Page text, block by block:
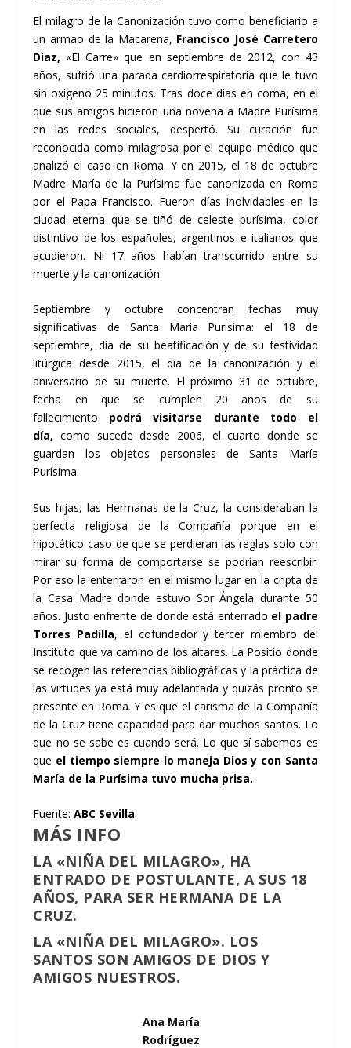
El milagro de la Canonización tuvo como beneficiario a
un armao de la Macarena, Francisco José Carretero
Díaz, «El Carre» que en septiembre de 2012, con 43
años, sufrió una parada cardiorrespiratoria que le tuvo
sin oxígeno 25 minutos. Tras doce días en coma, en el
que sus amigos hicieron una novena a Madre Purísima
en las redes sociales, despertó. Su curación fue
reconocida como milagrosa por el equipo médico que
analizó el caso en Roma. Y en 2015, el 18 de octubre
Madre María de la Purísima fue canonizada en Roma
por el Papa Francisco. Fueron días inolvidables en la
ciudad eterna que se tiñó de celeste purísima, color
distintivo de los españoles, argentinos e italianos que
acudieron. Ni 17 años habían transcurrido entre su
muerte y la canonización.
Septiembre y octubre concentran fechas muy
significativas de Santa María Purísima: el 18 de
septiembre, día de su beatificación y de su festividad
litúrgica desde 2015, el día de la canonización y el
aniversario de su muerte. El próximo 31 de octubre,
fecha en que se cumplen 20 años de su
fallecimiento podrá visitarse durante todo el
día, como sucede desde 2006, el cuarto donde se
guardan los objetos personales de Santa María
Purísima.
Sus hijas, las Hermanas de la Cruz, la consideraban la
perfecta religiosa de la Compañía porque en el
hipotético caso de que se perdieran las reglas solo con
mirar su forma de comportarse se podrían reescribir.
Por eso la enterraron en el mismo lugar en la cripta de
la Casa Madre donde estuvo Sor Ángela durante 50
años. Justo enfrente de donde está enterrado el padre
Torres Padilla, el cofundador y tercer miembro del
Instituto que va camino de los altares. La Positio donde
se recogen las referencias bibliográficas y la práctica de
las virtudes ya está muy adelantada y quizás pronto se
presente en Roma. Y es que el carisma de la Compañía
de la Cruz tiene capacidad para dar muchos santos. Lo
que no se sabe es cuando será. Lo que sí sabemos es
que el tiempo siempre lo maneja Dios y con Santa
María de la Purísima tuvo mucha prisa.
Fuente:ABC Sevilla.
MÁS INFO
LA «NIÑA DEL MILAGRO», HA
ENTRADO DE POSTULANTE, A SUS 18
AÑOS, PARA SER HERMANA DE LA
CRUZ.
LA «NIÑA DEL MILAGRO». LOS
SANTOS SON AMIGOS DE DIOS Y
AMIGOS NUESTROS.
Ana María
Rodríguez